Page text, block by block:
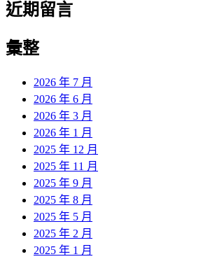
近期留言
彙整
2026 年 7 月
2026 年 6 月
2026 年 3 月
2026 年 1 月
2025 年 12 月
2025 年 11 月
2025 年 9 月
2025 年 8 月
2025 年 5 月
2025 年 2 月
2025 年 1 月